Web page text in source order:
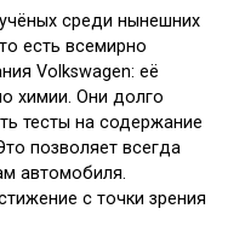
среди нынешних
есть всемирно
Volkswagen: её
химии. Они долго
тесты на содержание
позволяет всегда
автомобиля.
с точки зрения